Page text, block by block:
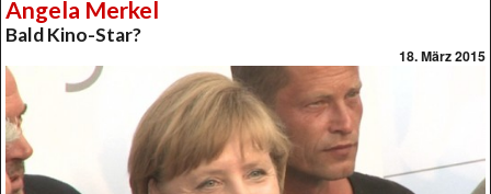
Angela Merkel
Bald Kino-Star?
18. März 2015